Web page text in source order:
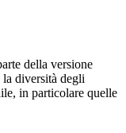
della versione
la diversità degli
in particolare quelle